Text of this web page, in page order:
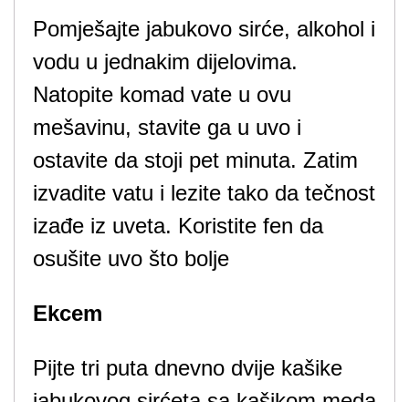
Pomješajte jabukovo sirće, alkohol i
vodu u jednakim dijelovima.
Natopite komad vate u ovu
mešavinu, stavite ga u uvo i
ostavite da stoji pet minuta. Zatim
izvadite vatu i lezite tako da tečnost
izađe iz uveta. Koristite fen da
osušite uvo što bolje
Ekcem
Pijte tri puta dnevno dvije kašike